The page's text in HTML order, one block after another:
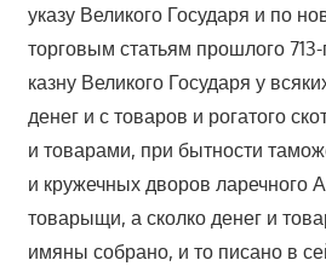
указу Великого Государя и по
торговым статьям прошлого
казну Великого Государя у
денег и с товаров и рогатого
и товарами, при бытности
и кружечных дворов ларечного
товарыщи, а сколко денег и
имяны собрано, и то писано в